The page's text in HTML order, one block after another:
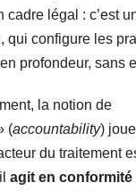
cadre légal : c’est
qui configure les
profondeur, sans
la notion de
(accountability)
du traitement
agit en conformité